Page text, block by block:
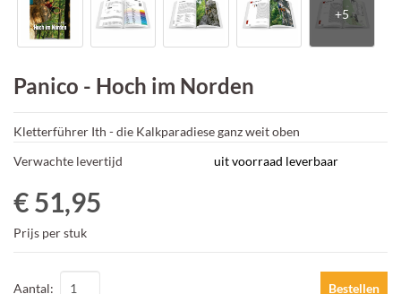
Panico - Hoch im Norden
Kletterführer Ith - die Kalkparadiese ganz weit oben
Verwachte levertijd
uit voorraad leverbaar
€ 51,95
Prijs per stuk
Aantal: Bestellen